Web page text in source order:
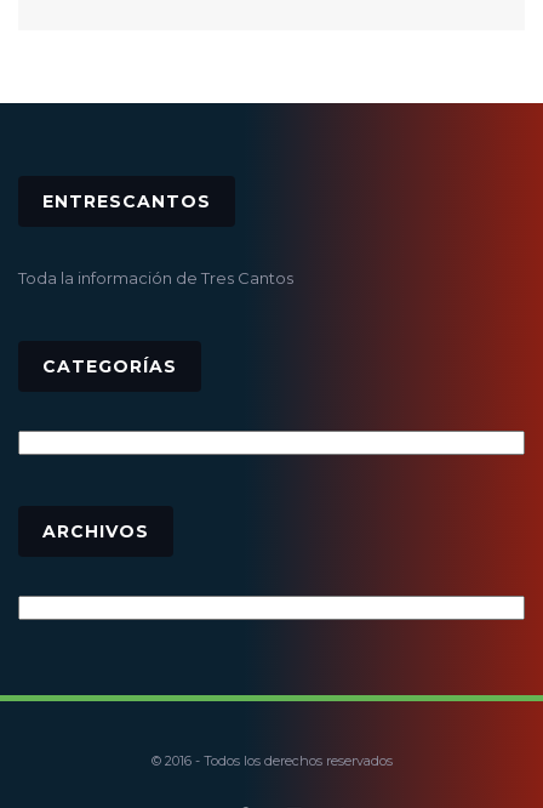
ENTRESCANTOS
Toda la información de Tres Cantos
CATEGORÍAS
ARCHIVOS
© 2016 - Todos los derechos reservados